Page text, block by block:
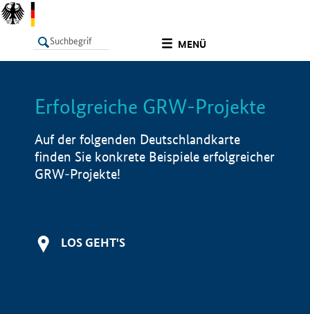
MENÜ
LISTE Info
Erfolgreiche GRW-Projekte
Auf der folgenden Deutschlandkarte
finden Sie konkrete Beispiele erfolgreicher
GRW-Projekte!
LOS GEHT'S